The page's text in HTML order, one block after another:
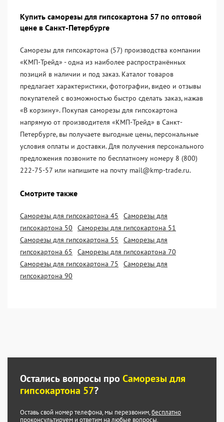
Купить саморезы для гипсокартона 57 по оптовой
цене в Санкт-Петербурге
Саморезы для гипсокартона (57) производства компании
«KМП-Трейд» - одна из наиболее распространённых
позиций в наличии и под заказ. Каталог товаров
предлагает характеристики, фотографии, видео и отзывы
покупателей с возможностью быстро сделать заказ, нажав
«В корзину». Покупая саморезы для гипсокартона
напрямую от производителя «KМП-Трейд» в Санкт-
Петербурге, вы получаете выгодные цены, персональные
условия оплаты и доставки. Для получения персонального
предложения позвоните по бесплатному номеру 8 (800)
222-75-57 или напишите на почту mail@kmp-trade.ru.
Смотрите также
Саморезы для гипсокартона 45
Саморезы для
гипсокартона 50
Саморезы для гипсокартона 51
Саморезы для гипсокартона 55
Саморезы для
гипсокартона 65
Саморезы для гипсокартона 70
Саморезы для гипсокартона 75
Саморезы для
гипсокартона 90
Остались вопросы про Саморезы для
гипсокартона 57?
Оставь свой номер телефона, мы перезвоним,бесплатно
проконсультируем и ответим на любые вопросы.